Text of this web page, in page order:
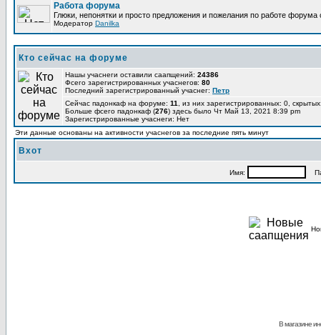
Работа форума
Глюки, непонятки и просто предложения и пожелания по работе форума
Модератор Danilka
Кто сейчас на форуме
Нашы учаснеги оставили саапщений: 24386
Фсего зарегистрированных учаснегов: 80
Последний зарегистрированный учаснег: Петр
Сейчас падонкаф на форуме: 11 , из них зарегистрированных: 0,
Больше фсего падонкаф (276) здесь было Чт Май 13, 2021 8:39 pm
Зарегистрированные учаснеги: Нет
Эти данные основаны на активности учаснегов за последние пять минут
Вхот
Имя:
В магазине